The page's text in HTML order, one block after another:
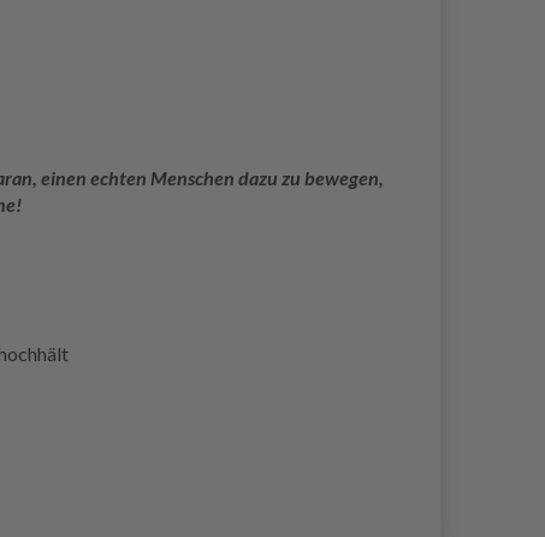
einen echten Menschen dazu zu bewegen,